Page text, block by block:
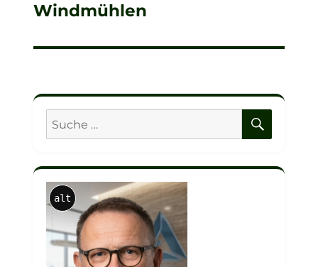
Beitrag:
Windmühlen
Suche
nach:
alt